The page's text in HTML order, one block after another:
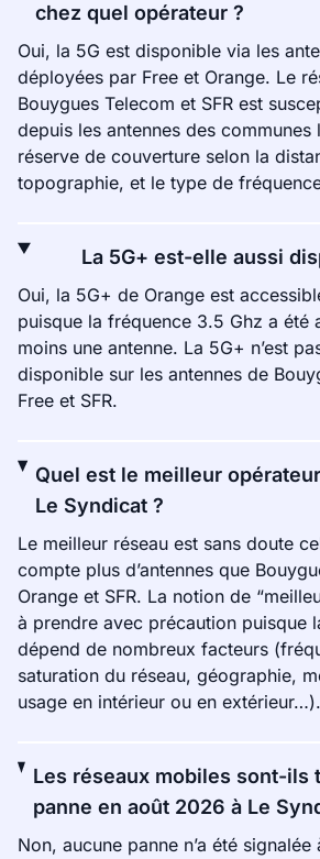
chez quel opérateur ?
Oui, la 5G est disponible via les
déployées par Free et Orange. Le
Bouygues Telecom et SFR est
depuis les antennes des
réserve de couverture selon la
topographie, et le type de
La 5G+ est-elle aussi
Oui, la 5G+ de Orange est
puisque la fréquence 3.5 Ghz a été
moins une antenne. La 5G+ n’est
disponible sur les antennes de
Free et SFR.
Quel est le meilleur
Le Syndicat ?
Le meilleur réseau est sans doute
compte plus d’antennes que
Orange et SFR. La notion de
à prendre avec précaution puisque
dépend de nombreux facteurs
saturation du réseau, géographie,
usage en intérieur ou en extérieur…).
Les réseaux mobiles sont-ils
panne en août 2026 à Le
Non, aucune panne n’a été